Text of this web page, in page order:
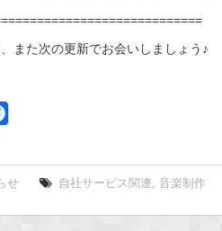
また次の更新でお会いしましょう♪
e
せ 自社サービス関連,音楽制作